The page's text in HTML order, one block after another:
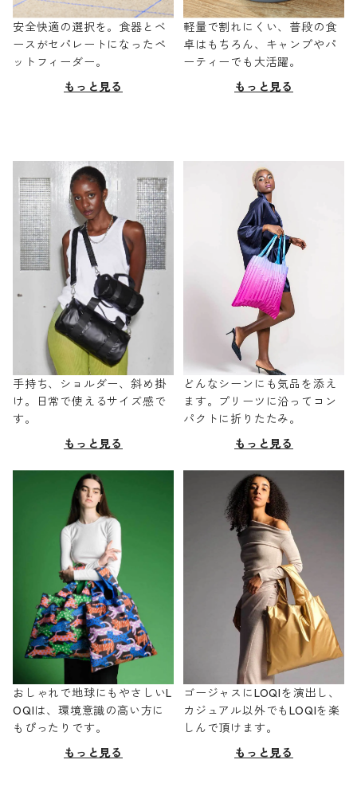
安全快適の選択を。食器とベ
ースがセパレートになったペ
ットフィーダー。
もっと見る
軽量で割れにくい、普段の食
卓はもちろん、キャンプやパ
ーティーでも大活躍。
もっと見る
手持ち、ショルダー、斜め掛
け。日常で使えるサイズ感で
す。
もっと見る
どんなシーンにも気品を添え
ます。プリーツに沿ってコン
パクトに折りたたみ。
もっと見る
おしゃれで地球にもやさしいL
OQIは、環境意識の高い方に
もぴったりです。
もっと見る
ゴージャスにLOQIを演出し、
カジュアル以外でもLOQIを楽
しんで頂けます。
もっと見る